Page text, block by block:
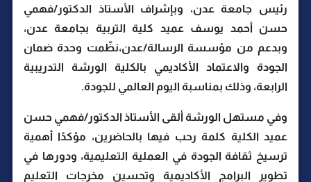
رئيس جامعة عدن، وبإشراف الأستاذ الدكتور/فهمي
حسن أحمد يوسف عميد كلية التربية بجامعة عدن،
وبدعم من مؤسسة الرسالة/عدن،نظّمت وحدة ضمان
الجودة والاعتماد الأكاديمي بالكلية الورشة التدريبية
الرابعة، وذلك بمناسبة اليوم العالمي للجودة.
وفي مستهل الورشة ألقى الأستاذ الدكتور/فهمي حسن
عميد الكلية كلمة رحب فيها بالحاضرين، مؤكدًا أهمية
ترسيخ ثقافة الجودة في العملية التعليمية، ودورها في
تطوير البرامج الأكاديمية وتحسين مخرجات التعليم